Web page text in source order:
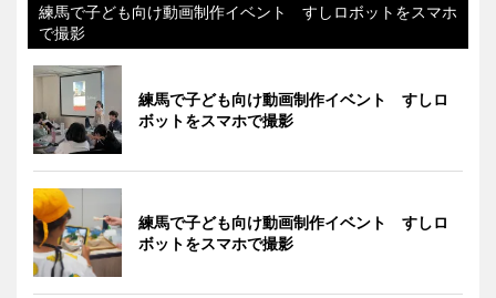
練馬で子ども向け動画制作イベント すしロボットをスマホ
で撮影
練馬で子ども向け動画制作イベント すしロ
ボットをスマホで撮影
練馬で子ども向け動画制作イベント すしロ
ボットをスマホで撮影